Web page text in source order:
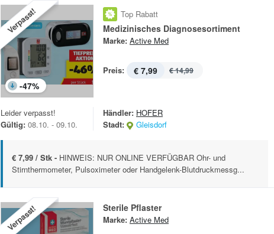
Verpasst!
-47%
Top Rabatt
Medizinisches Diagnosesortiment
Marke: Active Med
Preis: € 7,99 € 14,99
Leider verpasst!
Gültig: 08.10. - 09.10.
Händler: HOFER
Stadt:
Gleisdorf
€ 7,99 / Stk - HINWEIS: NUR ONLINE VERFÜGBAR Ohr- und
Stirnthermometer, Pulsoximeter oder Handgelenk-Blutdruckmessg...
Verpasst! Sterile Pflaster
Marke: Active Med